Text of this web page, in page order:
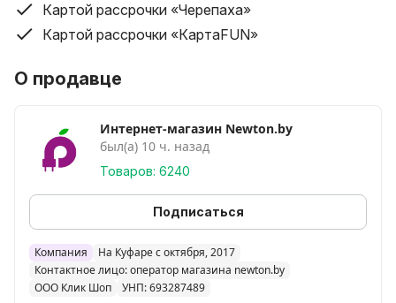
Минска и Минского района):
Бесплатная доставка (планшеты, ноутбуки,
категории товаров, во все города – от 16 бел. руб.
Доставка товара по регионам производится до
подъезда или до забора в частном доме.
Срок доставки по Беларуси составляет от 1-ого дня
до 5-ти дней со дня принятия заказа; в некоторых
случаях срок доставки может быть увеличен по
согласованию с покупателем.
Картой рассрочки «Черепаха»
Картой рассрочки «КартаFUN»
О продавце
Интернет-магазин Newton.by
был(а) 10 ч. назад
Товаров: 6240
Подписаться
Компания
На Куфаре с октября, 2017
Контактное лицо: оператор магазина newton.by
ООО Клик Шоп
УНП: 693287489